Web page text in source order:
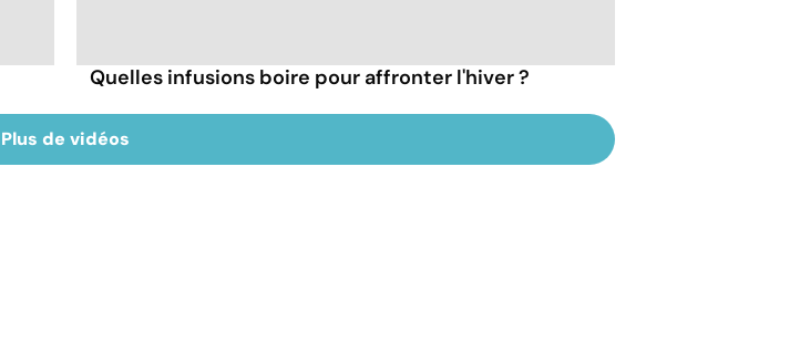
Quelles infusions boire pour affronter l'hiver ?
Plus de vidéos